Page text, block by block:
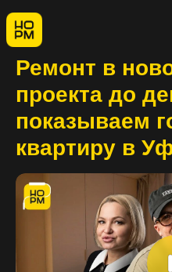
Ремонт в
проекта до
показываем
квартиру в